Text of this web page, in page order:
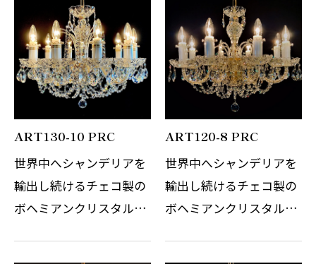
伝統的なこちらのテーブ
ルスタンドは、日本の伝
統切子ガラス…
伝統的なこちらのテーブ
ルスタンドは、日本の伝
統切子ガラス…
ART130-10 PRC
世界中へシャンデリアを
輸出し続けるチェコ製の
ボヘミアンクリスタルシ
ART120-8 PRC
世界中へシャンデリアを
輸出し続けるチェコ製の
ボヘミアンクリスタルシ